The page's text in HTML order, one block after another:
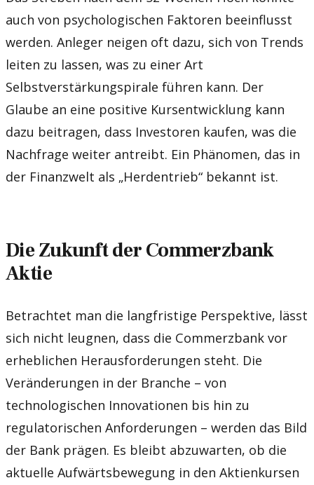
auch von psychologischen Faktoren beeinflusst
werden. Anleger neigen oft dazu, sich von Trends
leiten zu lassen, was zu einer Art
Selbstverstärkungspirale führen kann. Der
Glaube an eine positive Kursentwicklung kann
dazu beitragen, dass Investoren kaufen, was die
Nachfrage weiter antreibt. Ein Phänomen, das in
der Finanzwelt als „Herdentrieb“ bekannt ist.
Die Zukunft der Commerzbank
Aktie
Betrachtet man die langfristige Perspektive, lässt
sich nicht leugnen, dass die Commerzbank vor
erheblichen Herausforderungen steht. Die
Veränderungen in der Branche – von
technologischen Innovationen bis hin zu
regulatorischen Anforderungen – werden das Bild
der Bank prägen. Es bleibt abzuwarten, ob die
aktuelle Aufwärtsbewegung in den Aktienkursen